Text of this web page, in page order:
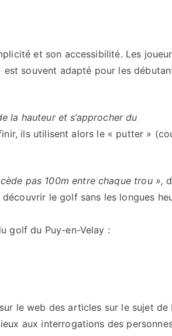
et son accessibilité. Les
souvent adapté pour les
la hauteur et s’approcher du
ils utilisent alors le « putter »
pas 100m entre chaque trou »,
le golf sans les longues
golf du Puy-en-Velay :
le web des articles sur le sujet de
aux interrogations des